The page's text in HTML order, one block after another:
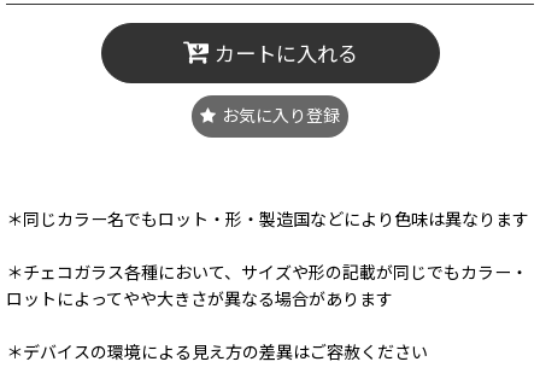
カートに入れる
お気に入り登録
＊同じカラー名でもロット・形・製造国などにより色味は異なります
＊チェコガラス各種において、サイズや形の記載が同じでもカラー・
ロットによってやや大きさが異なる場合があります
＊デバイスの環境による見え方の差異はご容赦ください